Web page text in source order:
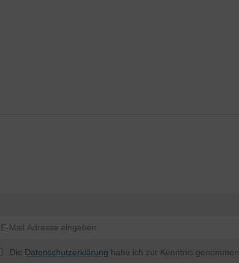
Die Datenschutzerklärung habe ich zur Kenntnis genommen.